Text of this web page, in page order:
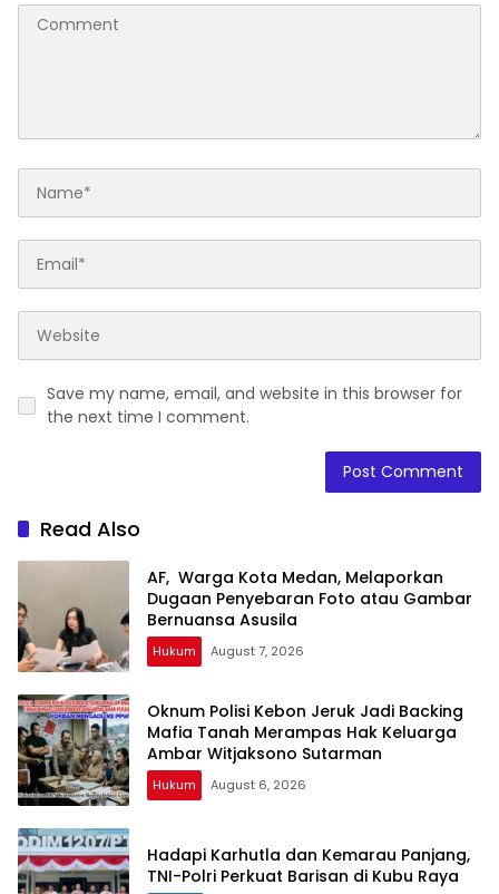
Save my name, email, and website in this browser for
the next time I comment.
Read Also
AF, Warga Kota Medan, Melaporkan
Dugaan Penyebaran Foto atau Gambar
Bernuansa Asusila
Hukum August 7, 2026
Oknum Polisi Kebon Jeruk Jadi Backing
Mafia Tanah Merampas Hak Keluarga
Ambar Witjaksono Sutarman
Hukum August 6, 2026
Hadapi Karhutla dan Kemarau Panjang,
TNI-Polri Perkuat Barisan di Kubu Raya